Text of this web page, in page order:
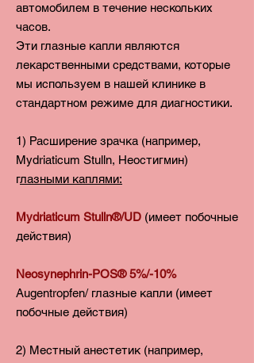
автомобилем в течение нескольких
часов.
Эти глазные капли являются
лекарственными средствами, которые
мы используем в нашей клинике в
стандартном режиме для диагностики.
1) Расширение зрачка (например,
Mydriaticum Stulln, Неостигмин)
глазными каплями:
Mydriaticum Stulln®/UD (имеет побочные
действия)
Neosynephrin-POS® 5%/-10%
Augentropfen/ глазные капли (имеет
побочные действия)
2) Местный анестетик (например,